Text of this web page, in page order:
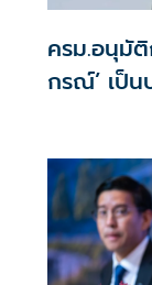
ครม.อนุมั
กรณ์’ เป็